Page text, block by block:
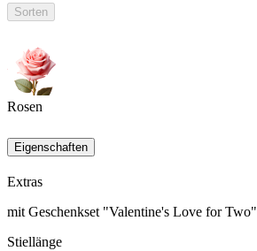
Sorten
Rosen
Eigenschaften
Extras
mit Geschenkset "Valentine's Love for Two"
Stiellänge